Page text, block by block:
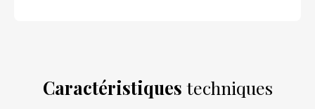
Caractéristiques techniques